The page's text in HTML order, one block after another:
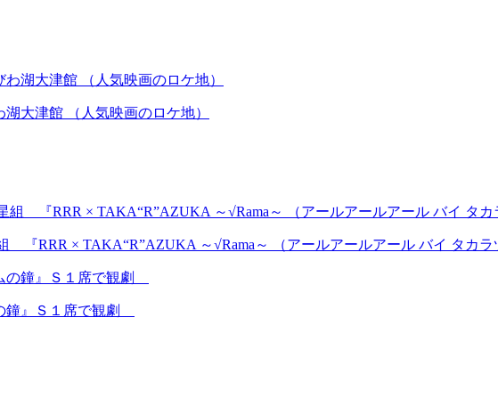
大津館 （人気映画のロケ地）
『RRR × TAKA“R”AZUKA ～√Rama～ （アールアールアール バイ タカラ
鐘』Ｓ１席で観劇